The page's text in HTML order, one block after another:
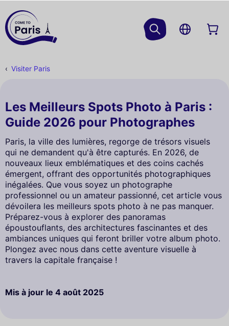
Visiter Paris
Les Meilleurs Spots Photo à Paris :
Guide 2026 pour Photographes
Paris, la ville des lumières, regorge de trésors visuels
qui ne demandent qu'à être capturés. En 2026, de
nouveaux lieux emblématiques et des coins cachés
émergent, offrant des opportunités photographiques
inégalées. Que vous soyez un photographe
professionnel ou un amateur passionné, cet article vous
dévoilera les meilleurs spots photo à ne pas manquer.
Préparez-vous à explorer des panoramas
époustouflants, des architectures fascinantes et des
ambiances uniques qui feront briller votre album photo.
Plongez avec nous dans cette aventure visuelle à
travers la capitale française !
Mis à jour le 4 août 2025